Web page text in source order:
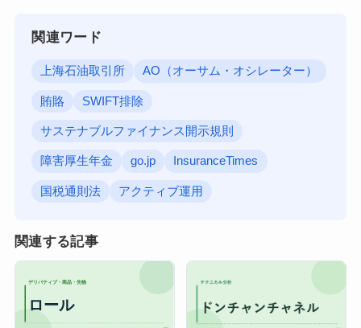
関連ワード
上海石油取引所 AO（オーサム・オシレーター）
賄賂 SWIFT排除
サステナブルファイナンス開示規則
障害厚生年金 go.jp InsuranceTimes
国税通則法 アクティブ運用
関連する記事